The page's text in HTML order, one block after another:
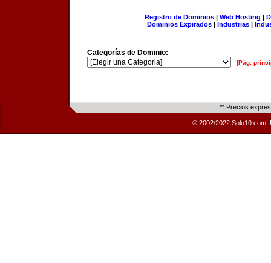
Registro de Dominios| Web Hosting |
Dominios Expirados | Industrias |
Categorías de Dominio:
[Pág.
** Precios
© 2002/2022 Solo10.com